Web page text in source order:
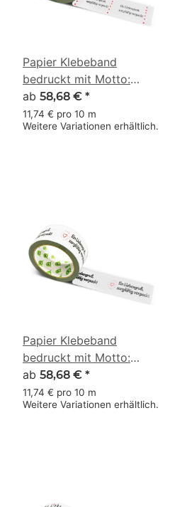
Papier Klebeband
bedruckt mit Motto:
Liebesgruß sorgfältig
verpackt - 50 m weiss
ab 58,68 € *
11,74 € pro 10 m
Weitere Variationen erhältlich.
Papier Klebeband
bedruckt mit Motto:
Liebesgruß sorgfältig
verpackt mit Herz - 50
m weiss
ab 58,68 € *
11,74 € pro 10 m
Weitere Variationen erhältlich.